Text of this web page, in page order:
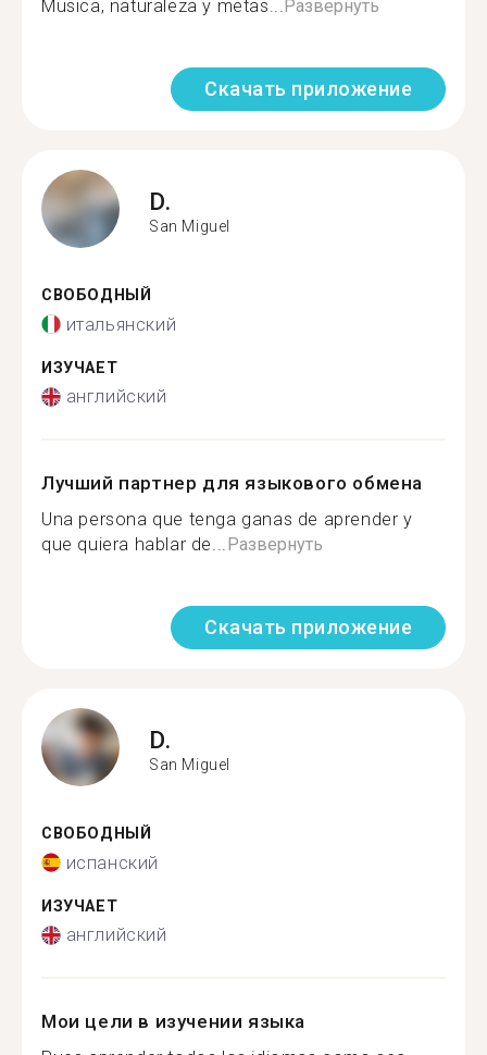
Musica, naturaleza y metas...Развернуть
Скачать приложение
D.
San Miguel
СВОБОДНЫЙ
итальянский
ИЗУЧАЕТ
английский
Лучший партнер для языкового обмена
Una persona que tenga ganas de aprender y
que quiera hablar de...Развернуть
Скачать приложение
D.
San Miguel
СВОБОДНЫЙ
испанский
ИЗУЧАЕТ
английский
Мои цели в изучении языка